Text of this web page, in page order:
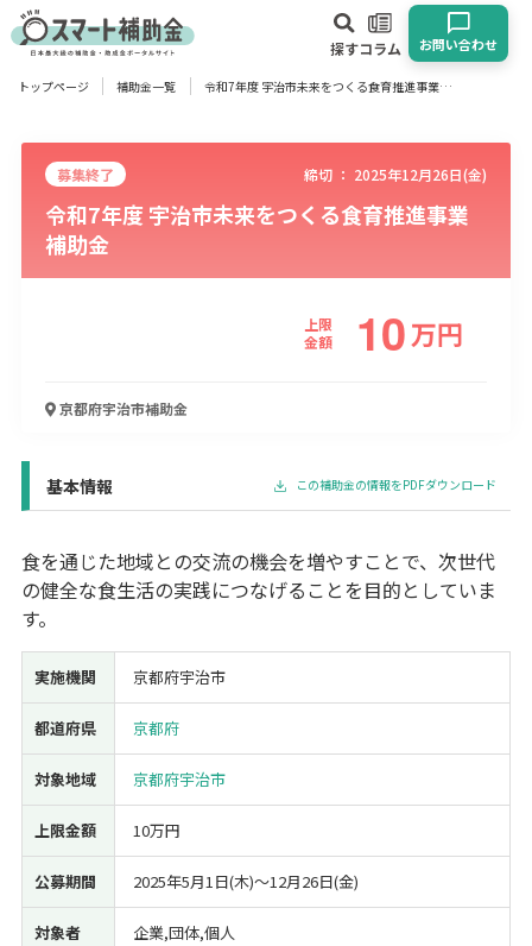
探すコラム お問い合わせ
対象
企業 団体 個人 その他
エリア
建設･不動産業
サービス業
経営改善・経営強化 販路拡大 海外展開 設備投資
IT導入
人材採用・雇用
人材育成・福利厚生
特許・知的財産
環境・省エネ
テレワーク
受付中のみ
トップページ 補助金一覧 令和7年度 宇治市未来をつくる食育推進事業補助金
募集終了 締切 ： 2025年12月26日(金)
令和7年度 宇治市未来をつくる食育推進事業
補助金
上限
金額
10万円
京都府宇治市補助金
基本情報 この補助金の情報をPDFダウンロード
食を通じた地域との交流の機会を増やすことで、次世代
の健全な食生活の実践につなげることを目的としていま
す。
実施機関 京都府宇治市
都道府県 京都府
対象地域 京都府宇治市
上限金額 10万円
公募期間 2025年5月1日(木)〜12月26日(金)
対象者 企業,団体,個人